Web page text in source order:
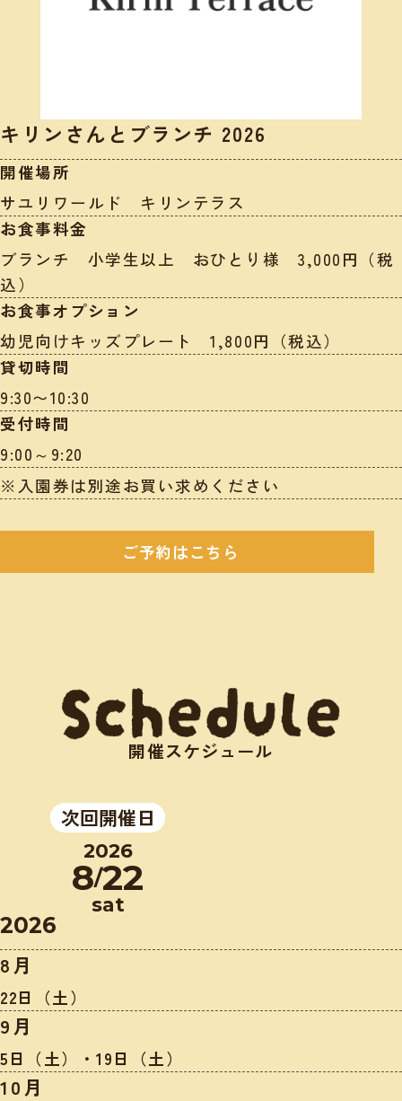
キリンさんとブランチ 2026
開催場所
サユリワールド キリンテラス
お食事料金
ブランチ 小学生以上 おひとり様 3,000円（税
込）
お食事オプション
幼児向けキッズプレート 1,800円（税込）
貸切時間
9:30〜10:30
受付時間
9:00～9:20
※入園券は別途お買い求めください
ご予約はこちら
開催スケジュール
次回開催日
2026
8/22
sat
2026
8月
22日（土）
9月
5日（土）・19日（土）
10月